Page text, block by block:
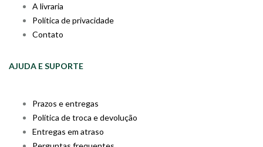
A livraria
Política de privacidade
Contato
AJUDA E SUPORTE
Prazos e entregas
Política de troca e devolução
Entregas em atraso